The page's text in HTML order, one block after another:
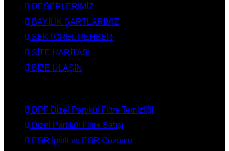
DEĞERLERİMİZ
BAYİLİK ŞARTLARIMIZ
SEKTÖREL REHBER
SİTE HARİTASI
BİZE ULAŞIN
DPF Dizel Partikül Filtre Temizliği
Dizel Partikül Filtre Satışı
EGR İptali ve EGR Çözümü